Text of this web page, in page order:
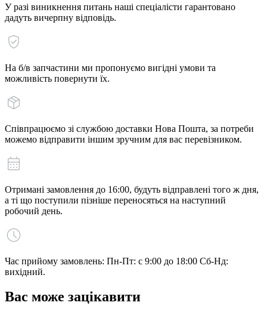
У разі виникнення питань наші спеціалісти гарантовано
дадуть вичерпну відповідь.
На б/в запчастини ми пропонуємо вигідні умови та
можливість повернути їх.
Співпрацюємо зі службою доставки Нова Пошта, за потреби
можемо відправити іншим зручним для вас перевізником.
Отримані замовлення до 16:00, будуть відправлені того ж дня,
а ті що поступили пізніше переносяться на наступний
робочий день.
Час прийому замовлень: Пн-Пт: с 9:00 до 18:00 Сб-Нд:
вихідний.
Вас може зацікавити